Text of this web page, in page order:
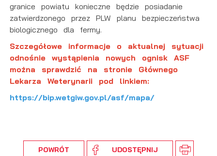
granice powiatu konieczne będzie posiadanie
zatwierdzonego przez PLW planu bezpieczeństwa
biologicznego dla fermy.
Szczegółowe informacje o aktualnej sytuacji
odnośnie wystąpienia nowych ognisk ASF
można sprawdzić na stronie Głównego
Lekarza Weterynarii pod linkiem:
https://bip.wetgiw.gov.pl/asf/mapa/
POWRÓT UDOSTĘPNIJ